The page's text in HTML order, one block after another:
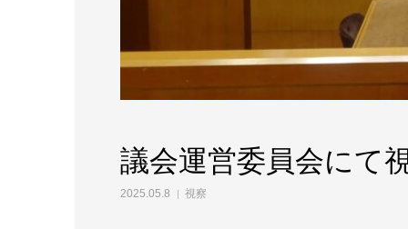
議会運営委員会にて
2025.05.8 視察